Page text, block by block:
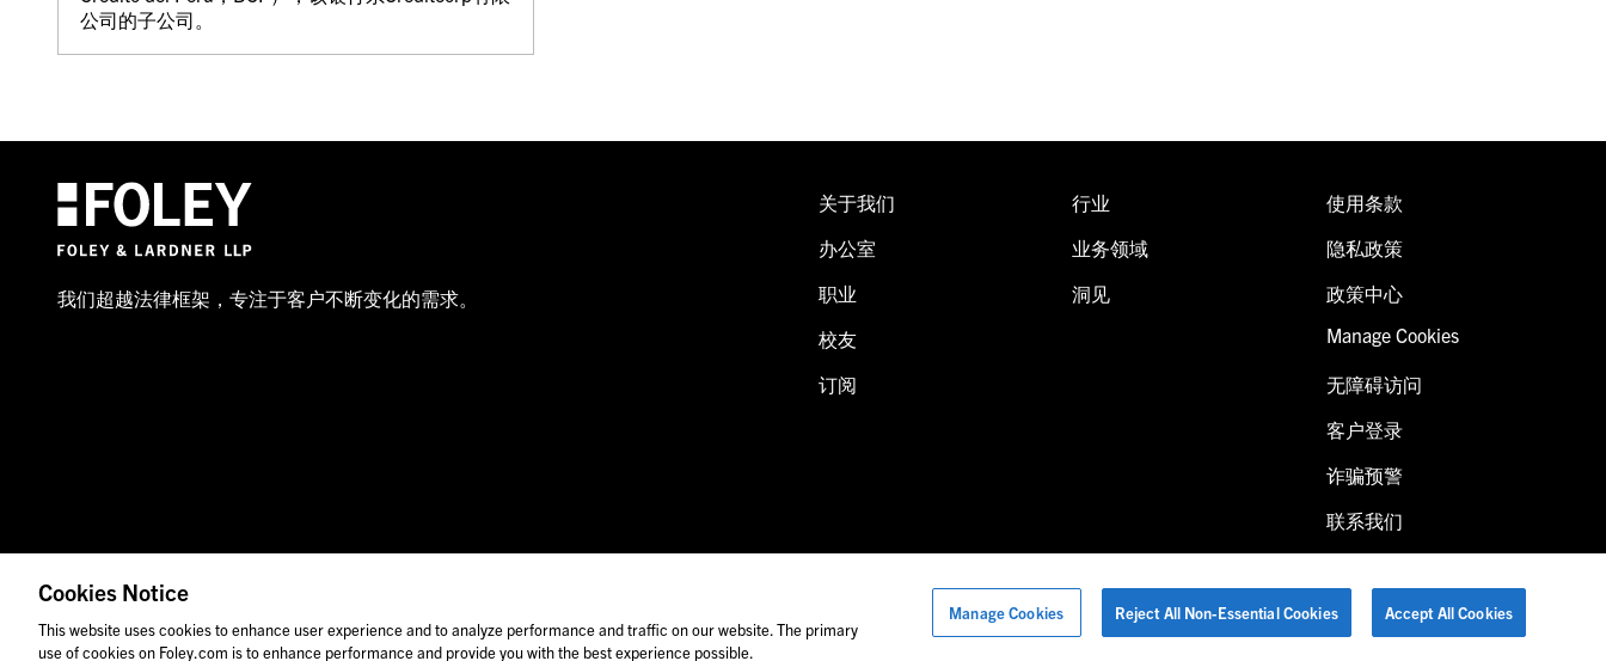
公司的子公司。
我们超越法律框架，专注于客户不断变化的需求。
关于我们
办公室
职业
校友
订阅
行业
业务领域
洞见
使用条款
隐私政策
政策中心
Manage Cookies
无障碍访问
客户登录
诈骗预警
联系我们
© 2026 福里尔·拉德纳律师事务所 律师广告 图片中的人物可能并非福莱公司员工。
Cookies Notice
This website uses cookies to enhance user experience and to analyze performance and traffic on our website. The primary
use of cookies on Foley.com is to enhance performance and provide you with the best experience possible.
Manage Cookies Reject All Non-Essential Cookies Accept All Cookies